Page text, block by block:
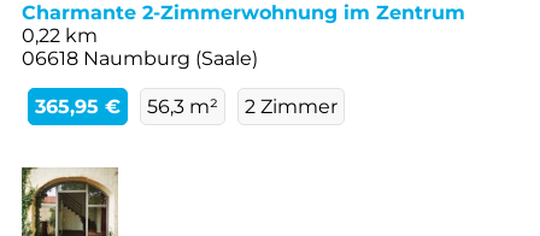
Charmante 2-Zimmerwohnung im Zentrum
0,22 km
06618 Naumburg (Saale)
365,95 € 56,3 m² 2 Zimmer